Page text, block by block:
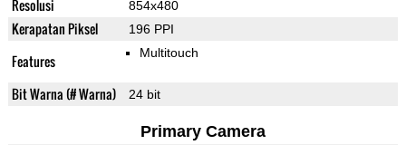
Resolusi 854x480
Kerapatan Piksel 196 PPI
Features Multitouch
Bit Warna (# Warna) 24 bit
Primary Camera